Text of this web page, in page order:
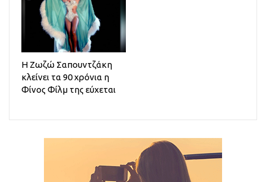
Η Ζωζώ Σαπουντζάκη
κλείνει τα 90 χρόνια η
Φίνος Φίλμ της εύχεται